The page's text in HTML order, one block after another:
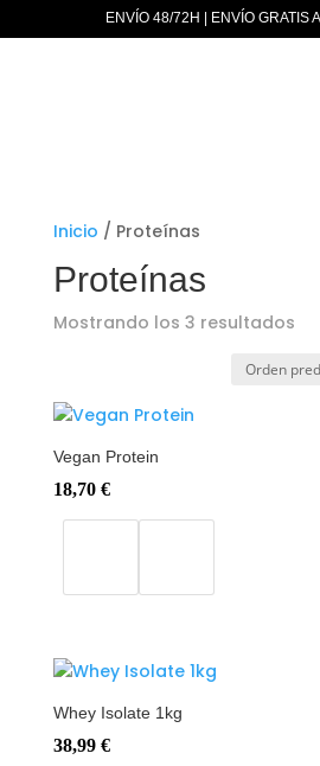
ENVÍO 48/72H | ENVÍO GRATIS
Inicio / Proteínas
Proteínas
Mostrando los 3 resultados
Vegan Protein
18,70 €
Whey Isolate 1kg
38,99 €